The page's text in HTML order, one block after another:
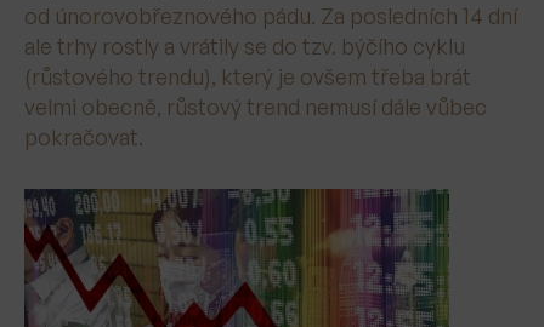
od únorovobřeznového pádu. Za posledních 14 dní
ale trhy rostly a vrátily se do tzv. býčího cyklu
(růstového trendu), který je ovšem třeba brát
velmi obecně, růstový trend nemusí dále vůbec
pokračovat.